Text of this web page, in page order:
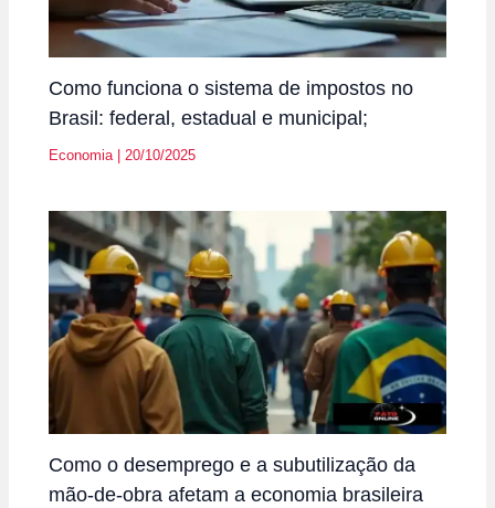
Como funciona o sistema de impostos no
Brasil: federal, estadual e municipal;
Economia|20/10/2025
Como o desemprego e a subutilização da
mão-de-obra afetam a economia brasileira